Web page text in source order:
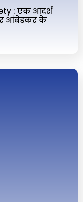
: एक आदर्श
आंबेडकर के